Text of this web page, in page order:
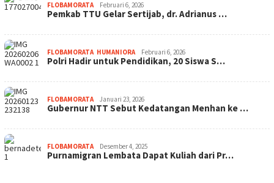
FLOBAMORATA Februari 6, 2026
Pemkab TTU Gelar Sertijab, dr. Adrianus …
FLOBAMORATA, HUMANIORA Februari 6, 2026
Polri Hadir untuk Pendidikan, 20 Siswa S…
FLOBAMORATA Januari 23, 2026
Gubernur NTT Sebut Kedatangan Menhan ke …
FLOBAMORATA Desember 4, 2025
Purnamigran Lembata Dapat Kuliah dari Pr…